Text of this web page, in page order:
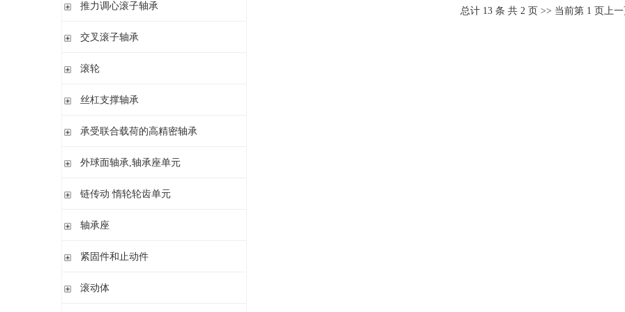
内圈 无润滑孔
与向心滚针轴承 组合使用
推力调心滚子轴承
推力调心滚子轴承
交叉滚子轴承
交叉滚子轴承
滚轮
支承型滚轮
球轴承滚轮
丝杠支撑轴承
推力角接触球轴承
密封组件 精密锁紧螺母
承受联合载荷的高精密轴承
推力/向心轴承
外球面轴承,轴承座单元
外球面轴承
链传动 惰轮轮齿单元
链传动 惰轮轮齿单元
轴承座
立式轴承座SNV,剖分用于带紧定套的圆锥孔轴承
立式轴承座S30,剖分适用于带紧定套的圆锥孔调心滚子轴承
紧固件和止动件
紧定套
滚动体
总计 13 条 共 2 页 >> 当前第 1 页上一